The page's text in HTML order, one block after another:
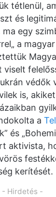
tétlenül,
és
egy
a
védők
is,
a
és
aktivista,
kerítését.
- Hirdetés -